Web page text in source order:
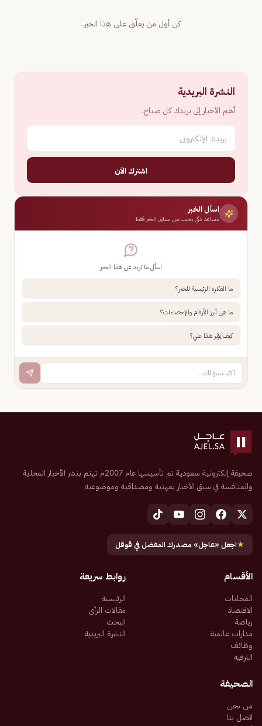
كن أول من يعلّق على هذا الخبر.
النشرة البريدية
أهم الأخبار إلى بريدك كل صباح.
اشترك الآن
اسأل الخبر
مساعد ذكي يجيب من سياق الخبر فقط
اسأل ما تريد عن هذا الخبر
ما الفكرة الرئيسية للخبر؟
ما هي أبرز الأرقام والإحصاءات؟
كيف يؤثر هذا علي؟
صحيفة إلكترونية سعودية تم تأسيسها عام 2007م تهتم بنشر الأخبار المحلية
والمنافسة في سبق الأخبار بمهنية ومصداقية وموضوعية
★اجعل «عاجل» مصدرك المفضل في قوقل
الأقسام
المحليات
الاقتصاد
رياضة
مدارات عالمية
وظائف
الترفيه
روابط سريعة
الرئيسية
مقالات الرأي
البحث
النشرة البريدية
الصحيفة
من نحن
اتصل بنا